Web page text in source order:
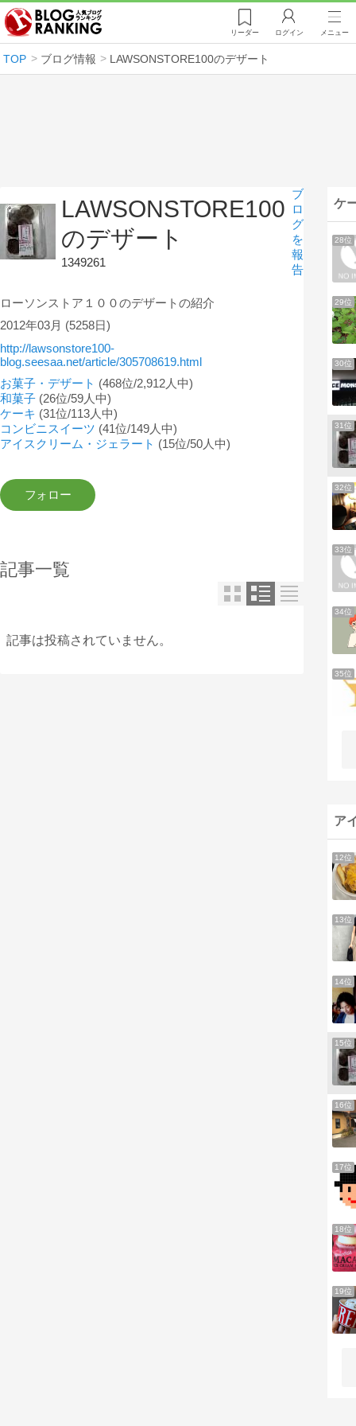
リーダー ログイン メニュー
TOP ブログ情報 LAWSONSTORE100のデザート
LAWSONSTORE100
のデザート
1349261
ブ
ロ
グ
を
報
告
ローソンストア１００のデザートの紹介
2012年03月 (5258日)
http://lawsonstore100-
blog.seesaa.net/article/305708619.html
お菓子・デザート (468位/2,912人中)
和菓子 (26位/59人中)
ケーキ (31位/113人中)
コンビニスイーツ (41位/149人中)
アイスクリーム・ジェラート (15位/50人中)
記事一覧
記事は投稿されていません。
ケ
28位
29位
30位
31位
32位
33位
34位
35位
ア
12位
13位
14位
15位
16位
17位
18位
19位